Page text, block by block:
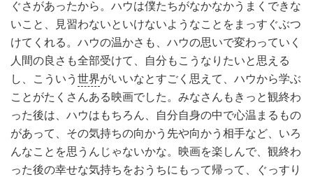
ぐさがあったから。ハウは僕たちがなかなかうまくできな
いこと、見習わないといけないようなことをまっすぐぶつ
けてくれる。ハウの温かさも、ハウの思いで変わっていく
人間の良さも全部受けて、自分もこうなりたいと思える
し、こういう 世界がいいなとすごく思えて、ハウから学ぶ
ことがたくさんある映画でした。みなさんもきっと観終わ
った後は、ハウはもちろん、自分自身の中で心温まるもの
があって、その気持ちの向かう先や向かう相手など、いろ
んなことを思うんじゃないかな。映画を楽しんで、観終わ
った後の幸せな気持ちをおうちにもって帰って、ぐっすり